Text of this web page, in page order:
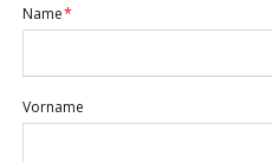
Pflichtfeld
Name*
Vorname